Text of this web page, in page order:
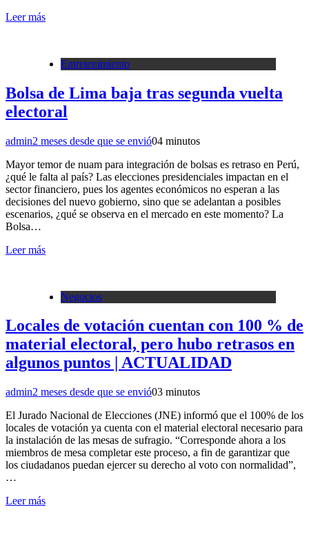
Leer más
Entretenimiento
Bolsa de Lima baja tras segunda vuelta
electoral
admin2 meses desde que se envió04 minutos
Mayor temor de nuam para integración de bolsas es retraso en Perú,
¿qué le falta al país? Las elecciones presidenciales impactan en el
sector financiero, pues los agentes económicos no esperan a las
decisiones del nuevo gobierno, sino que se adelantan a posibles
escenarios, ¿qué se observa en el mercado en este momento? La
Bolsa…
Leer más
Negocios
Locales de votación cuentan con 100 % de
material electoral, pero hubo retrasos en
algunos puntos | ACTUALIDAD
admin2 meses desde que se envió03 minutos
El Jurado Nacional de Elecciones (JNE) informó que el 100% de los
locales de votación ya cuenta con el material electoral necesario para
la instalación de las mesas de sufragio. “Corresponde ahora a los
miembros de mesa completar este proceso, a fin de garantizar que
los ciudadanos puedan ejercer su derecho al voto con normalidad”,
…
Leer más